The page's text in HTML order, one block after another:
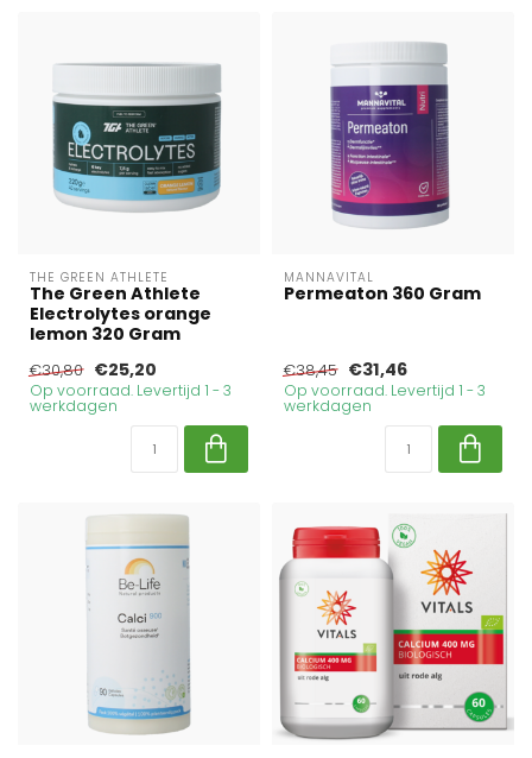
THE GREEN ATHLETE
The Green Athlete
Electrolytes orange
lemon 320 Gram
€30,80 €25,20
Op voorraad. Levertijd 1 - 3
werkdagen
MANNAVITAL
Permeaton 360 Gram
€38,45 €31,46
Op voorraad. Levertijd 1 - 3
werkdagen